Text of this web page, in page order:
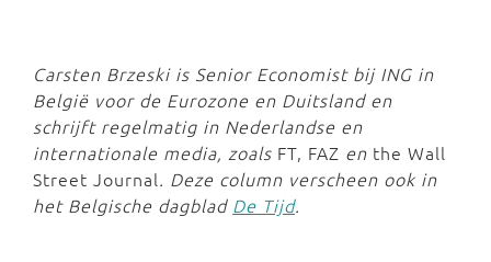
Carsten Brzeski is Senior Economist bij ING in
België voor de Eurozone en Duitsland en
schrijft regelmatig in Nederlandse en
internationale media, zoals FT, FAZ en the Wall
Street Journal. Deze column verscheen ook in
het Belgische dagblad De Tijd.